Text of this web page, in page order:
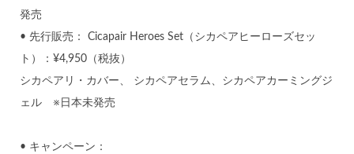
発売
• 先行販売： Cicapair Heroes Set（シカペアヒーローズセッ
ト）：¥4,950（税抜）
シカペアリ・カバー、 シカペアセラム、シカペアカーミングジ
ェル ※日本未発売
• キャンペーン：